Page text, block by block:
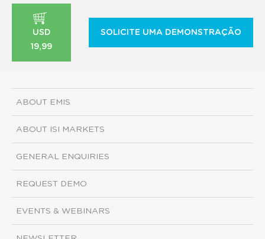
USD
19,99
SOLICITE UMA DEMONSTRAÇÃO
ABOUT EMIS
ABOUT ISI MARKETS
GENERAL ENQUIRIES
REQUEST DEMO
EVENTS & WEBINARS